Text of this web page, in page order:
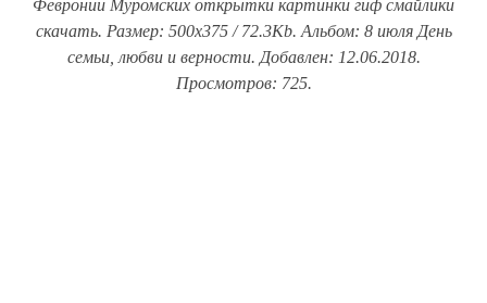
Февронии Муромских открытки картинки гиф смайлики
скачать. Размер: 500x375 / 72.3Kb. Альбом: 8 июля День
семьи, любви и верности. Добавлен: 12.06.2018.
Просмотров: 725.